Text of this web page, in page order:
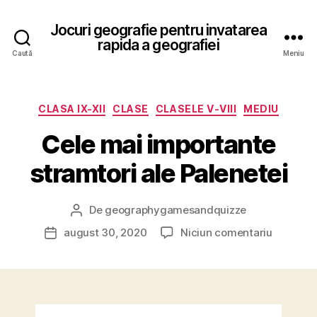
Caută
Jocuri geografie pentru invatarea
rapida a geografiei
Meniu
Categorii
CLASA IX-XII CLASE CLASELE V-VIII MEDIU
Cele mai importante
stramtori ale Palenetei
Autor
articol
De geographygamesandquizze
Datăaugust 30, 2020 Niciun comentariula